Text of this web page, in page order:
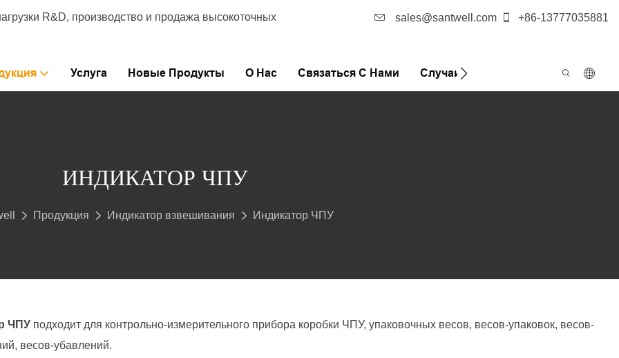
R&D, производство и продажа высокоточных
sales@santwell.com +86-13777035881
Услуга Новые Продукты О Нас Связаться С Нами Случаи FQA
ИНДИКАТОР ЧПУ
Продукция Индикатор взвешивания Индикатор ЧПУ
ЧПУ подходит для контрольно-измерительного прибора коробки ЧПУ, упаковочных весов, весов-упаковок, весов-
весов-убавлений.